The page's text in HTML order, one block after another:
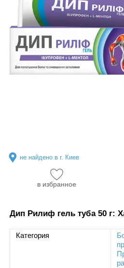
не найдено в г. Киев
в избранное
Дип Рилиф гель туба 50 г:
Категория